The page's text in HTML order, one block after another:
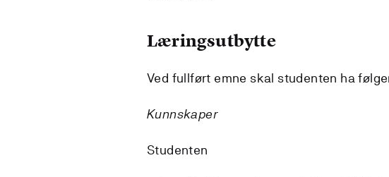
Læringsutbytte
Ved fullført emne skal studenten ha
Kunnskaper
Studenten